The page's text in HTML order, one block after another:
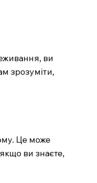
ви
зрозуміти,
Це може
ви знаєте,